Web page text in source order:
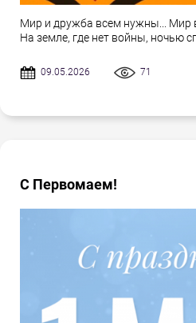
Мир и дружба всем нужны... Мир
На земле, где нет войны, ночью
09.05.2026 71
С Первомаем!